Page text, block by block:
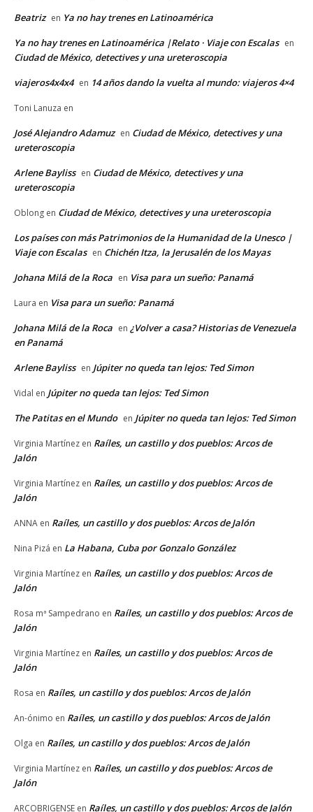
Beatriz en Ya no hay trenes en Latinoamérica
Ya no hay trenes en Latinoamérica |Relato · Viaje con Escalas en
Ciudad de México, detectives y una ureteroscopia
viajeros4x4x4 en 14 años dando la vuelta al mundo: viajeros 4×4
Toni Lanuza en
José Alejandro Adamuz en Ciudad de México, detectives y una
ureteroscopia
Arlene Bayliss en Ciudad de México, detectives y una
ureteroscopia
Oblong en Ciudad de México, detectives y una ureteroscopia
Los países con más Patrimonios de la Humanidad de la Unesco |
Viaje con Escalas en Chichén Itza, la Jerusalén de los Mayas
Johana Milá de la Roca en Visa para un sueño: Panamá
Laura en Visa para un sueño: Panamá
Johana Milá de la Roca en ¿Volver a casa? Historias de Venezuela
en Panamá
Arlene Bayliss en Júpiter no queda tan lejos: Ted Simon
Vidal en Júpiter no queda tan lejos: Ted Simon
The Patitas en el Mundo en Júpiter no queda tan lejos: Ted Simon
Virginia Martínez en Raíles, un castillo y dos pueblos: Arcos de
Jalón
Virginia Martínez en Raíles, un castillo y dos pueblos: Arcos de
Jalón
ANNA en Raíles, un castillo y dos pueblos: Arcos de Jalón
Nina Pizá en La Habana, Cuba por Gonzalo González
Virginia Martínez en Raíles, un castillo y dos pueblos: Arcos de
Jalón
Rosa mª Sampedrano en Raíles, un castillo y dos pueblos: Arcos de
Jalón
Virginia Martínez en Raíles, un castillo y dos pueblos: Arcos de
Jalón
Rosa en Raíles, un castillo y dos pueblos: Arcos de Jalón
An-ónimo en Raíles, un castillo y dos pueblos: Arcos de Jalón
Olga en Raíles, un castillo y dos pueblos: Arcos de Jalón
Virginia Martínez en Raíles, un castillo y dos pueblos: Arcos de
Jalón
ARCOBRIGENSE en Raíles, un castillo y dos pueblos: Arcos de Jalón